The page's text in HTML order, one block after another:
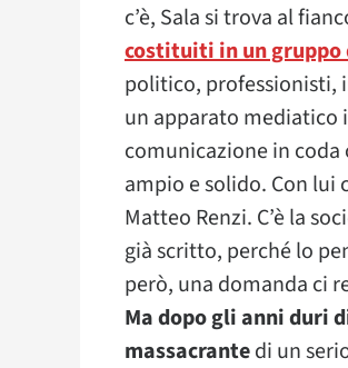
c’è, Sala si trova al
costituiti in un gruppo
politico, professionisti,
un apparato mediatico
comunicazione in
ampio e solido. Con lui
Matteo Renzi. C’è la
già scritto, perché lo
però, una domanda ci
Ma dopo gli anni duri
massacrantedi un